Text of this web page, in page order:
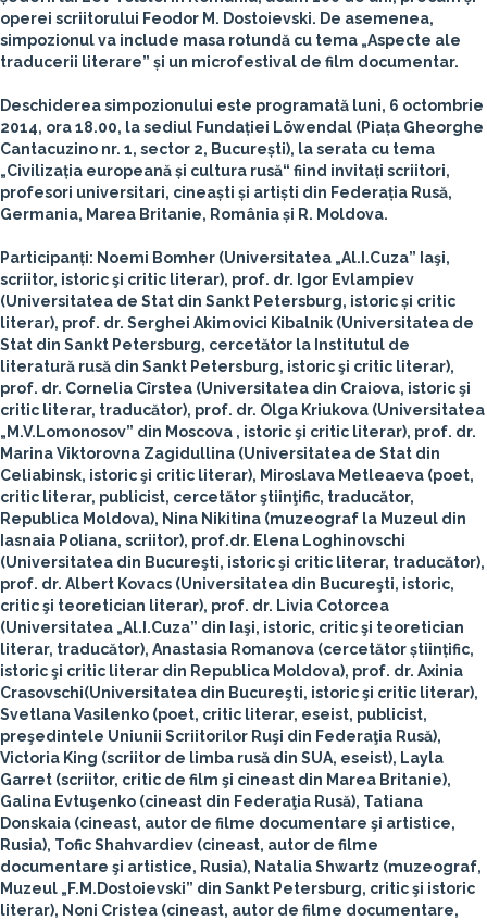
operei scriitorului Feodor M. Dostoievski. De asemenea,
simpozionul va include masa rotundă cu tema „Aspecte ale
traducerii literare” și un microfestival de film documentar.
Deschiderea simpozionului este programată luni, 6 octombrie
2014, ora 18.00, la sediul Fundației Löwendal (Piața Gheorghe
Cantacuzino nr. 1, sector 2, București), la serata cu tema
„Civilizația europeană și cultura rusă“ fiind invitați scriitori,
profesori universitari, cineaști și artiști din Federația Rusă,
Germania, Marea Britanie, România și R. Moldova.
Participanți: Noemi Bomher (Universitatea „Al.I.Cuza” Iaşi,
scriitor, istoric şi critic literar), prof. dr. Igor Evlampiev
(Universitatea de Stat din Sankt Petersburg, istoric și critic
literar), prof. dr. Serghei Akimovici Kibalnik (Universitatea de
Stat din Sankt Petersburg, cercetător la Institutul de
literatură rusă din Sankt Petersburg, istoric şi critic literar),
prof. dr. Cornelia Cîrstea (Universitatea din Craiova, istoric şi
critic literar, traducător), prof. dr. Olga Kriukova (Universitatea
„M.V.Lomonosov” din Moscova , istoric şi critic literar), prof. dr.
Marina Viktorovna Zagidullina (Universitatea de Stat din
Celiabinsk, istoric şi critic literar), Miroslava Metleaeva (poet,
critic literar, publicist, cercetător ştiinţific, traducător,
Republica Moldova), Nina Nikitina (muzeograf la Muzeul din
Iasnaia Poliana, scriitor), prof.dr. Elena Loghinovschi
(Universitatea din Bucureşti, istoric şi critic literar, traducător),
prof. dr. Albert Kovacs (Universitatea din Bucureşti, istoric,
critic şi teoretician literar), prof. dr. Livia Cotorcea
(Universitatea „Al.I.Cuza” din Iaşi, istoric, critic şi teoretician
literar, traducător), Anastasia Romanova (cercetător științific,
istoric şi critic literar din Republica Moldova), prof. dr. Axinia
Crasovschi(Universitatea din Bucureşti, istoric şi critic literar),
Svetlana Vasilenko (poet, critic literar, eseist, publicist,
preşedintele Uniunii Scriitorilor Ruşi din Federaţia Rusă),
Victoria King (scriitor de limba rusă din SUA, eseist), Layla
Garret (scriitor, critic de film şi cineast din Marea Britanie),
Galina Evtuşenko (cineast din Federaţia Rusă), Tatiana
Donskaia (cineast, autor de filme documentare şi artistice,
Rusia), Tofic Shahvardiev (cineast, autor de filme
documentare şi artistice, Rusia), Natalia Shwartz (muzeograf,
Muzeul „F.M.Dostoievski” din Sankt Petersburg, critic şi istoric
literar), Noni Cristea (cineast, autor de filme documentare,